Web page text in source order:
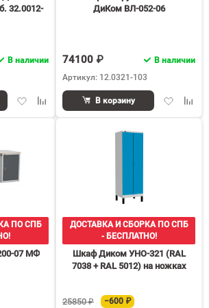
32.0012-
В наличии
ДобавитьДобавить
ДиКом ВЛ-052-06
74100 ₽
В наличии
Артикул: 12.0321-103
Добавить
В корзину
ПО СПБ
07 МФ
ДОСТАВКА И СБОРКА ПО СПБ
- БЕСПЛАТНО!
Шкаф Диком УНО-321 (RAL
7038 + RAL 5012) на ножках
25850 ₽ −600 ₽